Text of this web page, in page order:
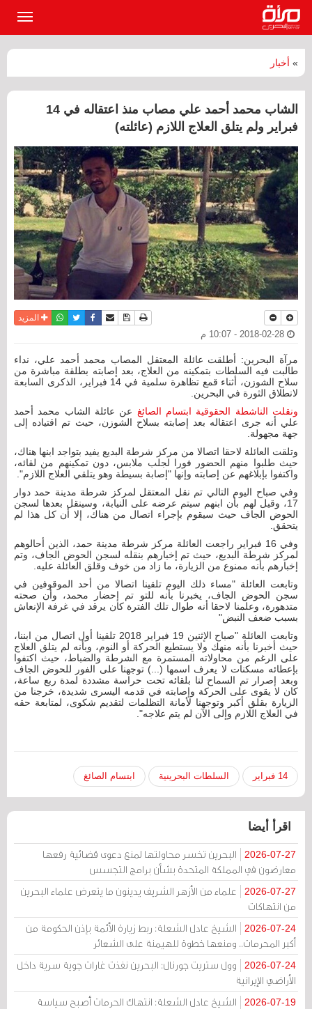
» أخبار
الشاب محمد أحمد علي مصاب منذ اعتقاله في 14
فبراير ولم يتلق العلاج اللازم (عائلته)
نسخة للطباعة
حفظ الموضوع
أرسل الى صديق
فيسبوكتويترواتسابالمزيد
مرآة البحرين: أطلقت عائلة المعتقل المصاب محمد أحمد علي، نداء
طالبت فيه السلطات بتمكينه من العلاج، بعد إصابته بطلقة مباشرة من
سلاح الشوزن، أثناء قمع تظاهرة سلمية في 14 فبراير، الذكرى السابعة
لانطلاق الثورة في البحرين.
ونقلت الناشطة الحقوقية ابتسام الصائغ عن عائلة الشاب محمد أحمد
علي أنه جرى اعتقاله بعد إصابته بسلاح الشوزن، حيث تم اقتياده إلى
جهة مجهولة.
وتلقت العائلة لاحقا اتصالا من مركز شرطة البديع يفيد بتواجد ابنها هناك،
حيث طلبوا منهم الحضور فورا لجلب ملابس، دون تمكينهم من لقائه،
واكتفوا بإبلاغهم عن إصابته وإنها "إصابة بسيطة وهو يتلقي العلاج اللازم".
وفي صباح اليوم التالي تم نقل المعتقل لمركز شرطة مدينة حمد دوار
17، وقيل لهم بأن ابنهم سيتم عرضه على النيابة، وسينقل بعدها لسجن
الحوض الجاف حيث سيقوم بإجراء اتصال من هناك، إلا أن كل هذا لم
يتحقق.
وفي 16 فبراير راجعت العائلة مركز شرطة مدينة حمد، الذين أحالوهم
لمركز شرطة البديع، حيث تم إخبارهم بنقله لسجن الحوض الجاف، وتم
إخبارهم بأنه ممنوع من الزيارة، ما زاد من خوف وقلق العائلة عليه.
وتابعت العائلة "مساء ذلك اليوم تلقينا اتصالا من أحد الموقوفين في
سجن الحوض الجاف، يخبرنا بأنه للتو تم إحضار محمد، وأن صحته
متدهورة، وعلمنا لاحقا أنه طوال تلك الفترة كان يرقد في غرفة الإنعاش
بسبب ضعف النبض"
وتابعت العائلة "صباح الإثنين 19 فبراير 2018 تلقينا أول اتصال من ابننا،
حيث أخبرنا بأنه منهك ولا يستطيع الحركة أو النوم، وبأنه لم يتلق العلاج
على الرغم من محاولاته المستمرة مع الشرطة والضباط، حيث اكتفوا
بإعطائه مسكنات لا يعرف اسمها (...) توجهنا على الفور للحوض الجاف
وبعد إصرار تم السماح لنا بلقائه تحت حراسة مشددة لمدة ربع ساعة،
كان لا يقوى على الحركة وإصابته في قدمه اليسرى شديدة، خرجنا من
الزيارة بقلق أكبر وتوجهنا لأمانة التظلمات لتقديم شكوى، لمتابعة حقه
في العلاج اللازم وإلى الآن لم يتم علاجه".
14 فبراير السلطات البحرينية ابتسام الصائغ
اقرأ أيضا
2026-07-27
البحرين تخسر محاولتها لمنع دعوى قضائية رفعها
معارضون في المملكة المتحدة بشأن برامج التجسس
2026-07-27
علماء من الأزهر الشريف يدينون ما يتعرض علماء البحرين
من انتهاكات
2026-07-24
الشيخ عادل الشعلة: ربط زيارة الأئمة بإذن الحكومة من
أكبر المحرمات.. ومنعها خطوة للهيمنة على الشعائر
2026-07-24
وول ستريت جورنال: البحرين نفذت غارات جوية سرية داخل
الأراضي الإيرانية
2026-07-19
الشيخ عادل الشعلة: انتهاك الحرمات أصبح سياسة